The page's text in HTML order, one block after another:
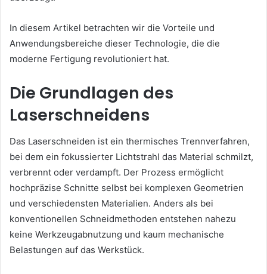
In diesem Artikel betrachten wir die Vorteile und
Anwendungsbereiche dieser Technologie, die die
moderne Fertigung revolutioniert hat.
Die Grundlagen des
Laserschneidens
Das Laserschneiden ist ein thermisches Trennverfahren,
bei dem ein fokussierter Lichtstrahl das Material schmilzt,
verbrennt oder verdampft. Der Prozess ermöglicht
hochpräzise Schnitte selbst bei komplexen Geometrien
und verschiedensten Materialien. Anders als bei
konventionellen Schneidmethoden entstehen nahezu
keine Werkzeugabnutzung und kaum mechanische
Belastungen auf das Werkstück.